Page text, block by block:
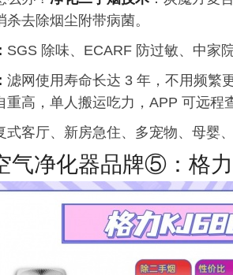
去除烟尘附带病菌。
SGS 除味、ECARF 防过敏、中家
滤网使用寿命长达 3 年，不用频繁
重高，单人搬运吃力，APP 可远程
式客厅、新房急住、多宠物、母婴
气净化器品牌⑤：格